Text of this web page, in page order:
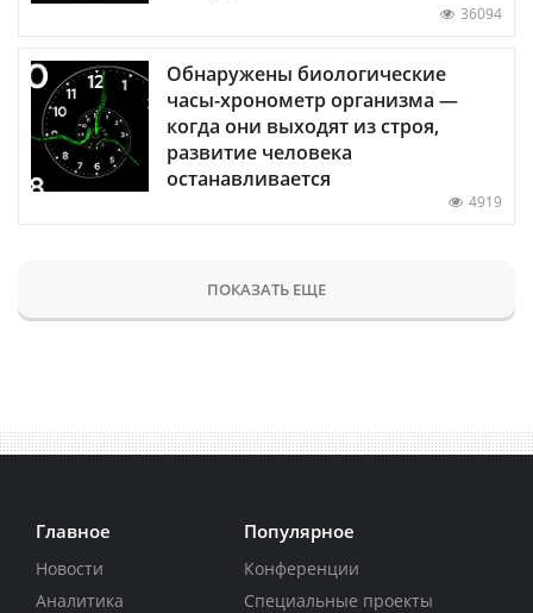
36094
Обнаружены биологические
часы-хронометр организма —
когда они выходят из строя,
развитие человека
останавливается
4919
ПОКАЗАТЬ ЕЩЕ
Главное
Новости
Аналитика
Популярное
Конференции
Специальные проекты